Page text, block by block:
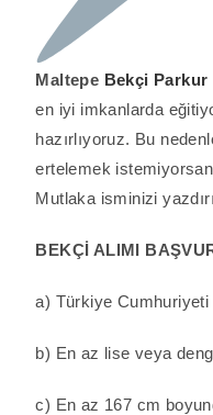
Maltepe Bekçi Parkur
en iyi imkanlarda
hazırlıyoruz. Bu
ertelemek
Mutlaka isminizi
BEKÇİ ALIMI
a) Türkiye Cumhuriyeti
b) En az lise veya
c) En az 167 cm